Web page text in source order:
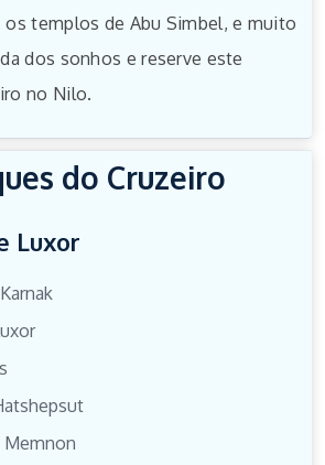
os templos de Abu Simbel, e muito
dos sonhos e reserve este
no Nilo.
do Cruzeiro
Luxor